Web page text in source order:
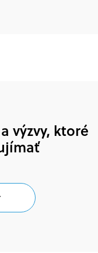
výzvy, ktoré